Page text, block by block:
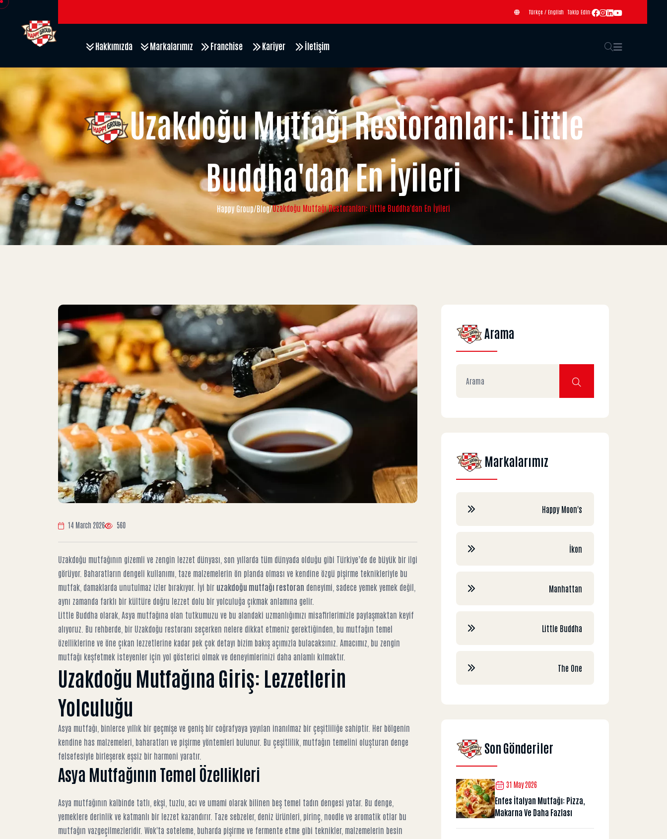
Türkçe / English Takip Edin:
Hakkımızda Markalarımız Franchise Kariyer İletişim
Uzakdoğu Mutfağı Restoranları: Little
Buddha'dan En İyileri
Happy Group/Blog/Uzakdoğu Mutfağı Restoranları: Little Buddha'dan En İyileri
14 March 2026 560
Uzakdoğu mutfağının gizemli ve zengin lezzet dünyası, son yıllarda tüm dünyada olduğu gibi Türkiye’de de büyük bir ilgi
görüyor. Baharatların dengeli kullanımı, taze malzemelerin ön planda olması ve kendine özgü pişirme teknikleriyle bu
mutfak, damaklarda unutulmaz izler bırakıyor. İyi bir uzakdoğu mutfağı restoran deneyimi, sadece yemek yemek değil,
aynı zamanda farklı bir kültüre doğru lezzet dolu bir yolculuğa çıkmak anlamına gelir.
Little Buddha olarak, Asya mutfağına olan tutkumuzu ve bu alandaki uzmanlığımızı misafirlerimizle paylaşmaktan keyif
alıyoruz. Bu rehberde, bir Uzakdoğu restoranı seçerken nelere dikkat etmeniz gerektiğinden, bu mutfağın temel
özelliklerine ve öne çıkan lezzetlerine kadar pek çok detayı bizim bakış açımızla bulacaksınız. Amacımız, bu zengin
mutfağı keşfetmek isteyenler için yol gösterici olmak ve deneyimlerinizi daha anlamlı kılmaktır.
Uzakdoğu Mutfağına Giriş: Lezzetlerin
Yolculuğu
Asya mutfağı, binlerce yıllık bir geçmişe ve geniş bir coğrafyaya yayılan inanılmaz bir çeşitliliğe sahiptir. Her bölgenin
kendine has malzemeleri, baharatları ve pişirme yöntemleri bulunur. Bu çeşitlilik, mutfağın temelini oluşturan denge
felsefesiyle birleşerek eşsiz bir harmoni yaratır.
Asya Mutfağının Temel Özellikleri
Asya mutfağının kalbinde tatlı, ekşi, tuzlu, acı ve umami olarak bilinen beş temel tadın dengesi yatar. Bu denge,
yemeklere derinlik ve katmanlı bir lezzet kazandırır. Taze sebzeler, deniz ürünleri, pirinç, noodle ve aromatik otlar bu
mutfağın vazgeçilmezleridir. Wok'ta soteleme, buharda pişirme ve fermente etme gibi teknikler, malzemelerin besin
Arama
Markalarımız
Happy Moon's
İkon
Manhattan
Little Buddha
The One
Son Gönderiler
31 May 2026
Enfes İtalyan Mutfağı: Pizza,
Makarna Ve Daha Fazlası